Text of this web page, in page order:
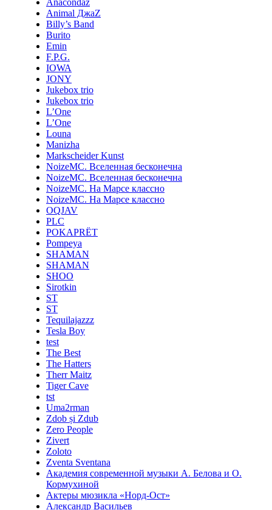
Anacondaz
Animal ДжаZ
Billy’s Band
Burito
Emin
F.P.G.
IOWA
JONY
Jukebox trio
Jukebox trio
L’One
L’One
Louna
Manizha
Markscheider Kunst
NoizeMC. Вселенная бесконечна
NoizeMC. Вселенная бесконечна
NoizeMC. На Марсе классно
NoizeMC. На Марсе классно
OQJAV
PLC
POKAPRЁT
Pompeya
SHAMAN
SHAMAN
SHOO
Sirotkin
ST
ST
Tequilajazzz
Tesla Boy
test
The Best
The Hatters
Therr Maitz
Tiger Cave
tst
Uma2rman
Zdob și Zdub
Zero People
Zivert
Zoloto
Zventa Sventana
Академия современной музыки А. Белова и О.
Кормухиной
Актеры мюзикла «Норд-Ост»
Александр Васильев